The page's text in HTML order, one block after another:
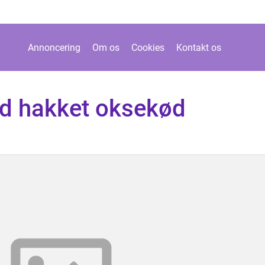
Annoncering Om os Cookies Kontakt os
hakket oksekød